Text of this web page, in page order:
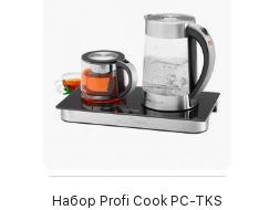
Набор Profi Cook PC-TKS